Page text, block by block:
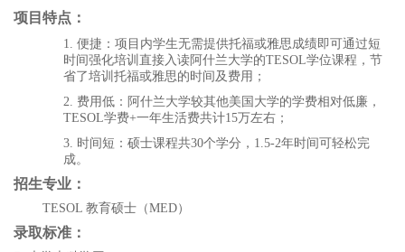
项目特点：
1. 便捷：项目内学生无需提供托福或雅思成绩即可通过短
时间强化培训直接入读阿什兰大学的TESOL学位课程，节
省了培训托福或雅思的时间及费用；
2. 费用低：阿什兰大学较其他美国大学的学费相对低廉，
TESOL学费+一年生活费共计15万左右；
3. 时间短：硕士课程共30个学分，1.5-2年时间可轻松完
成。
招生专业：
TESOL 教育硕士（MED）
录取标准：